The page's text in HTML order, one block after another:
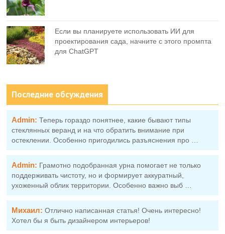
Если вы планируете использовать ИИ для
проектирования сада, начните с этого промпта
для ChatGPT
Последние обсуждения
Admin: Теперь гораздо понятнее, какие бывают типы
стеклянных веранд и на что обратить внимание при
остеклении. Особенно пригодились разъяснения про …
Admin: Грамотно подобранная урна помогает не только
поддерживать чистоту, но и формирует аккуратный,
ухоженный облик территории. Особенно важно выб …
Михаил: Отлично написанная статья! Очень интересно!
Хотел бы я быть дизайнером интерьеров!